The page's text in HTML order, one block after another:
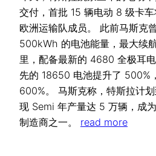
交付，首批 15 辆电动 8 级卡
欧洲运输队成员。 此前马斯克
500kWh 的电池能量，最大续
里，配备最新的 4680 全极耳
先的 18650 电池提升了 500%
600%。 马斯克称，特斯拉计
现 Semi 年产量达 5 万辆，成
制造商之一。 read more